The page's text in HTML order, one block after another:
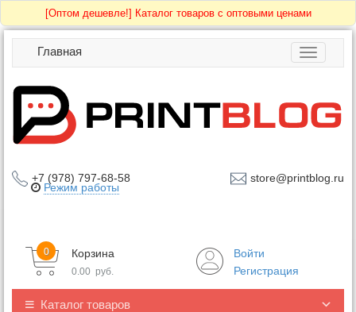
[Оптом дешевле!] Каталог товаров с оптовыми ценами
Toggle
Главная
+7 (978) 797-68-58 store@printblog.ru
Режим работы
Корзина
0
0.00 руб.
Войти
Регистрация
Каталог товаров